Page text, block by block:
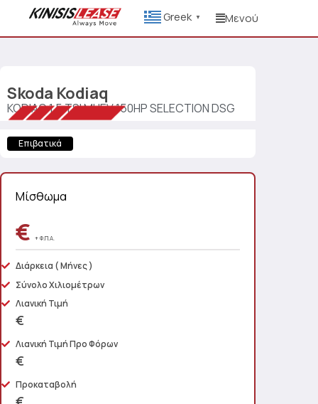
Greek ▼ Μενού
Skoda Kodiaq
KODIAQ 1.5 TSI MHEV 150HP SELECTION DSG
Επιβατικά
Μίσθωμα
€ + Φ.Π.Α.
Διάρκεια ( Μήνες )
Σύνολο Χιλιομέτρων
Λιανική Τιμή
€
Λιανική Τιμή Προ Φόρων
€
Προκαταβολή